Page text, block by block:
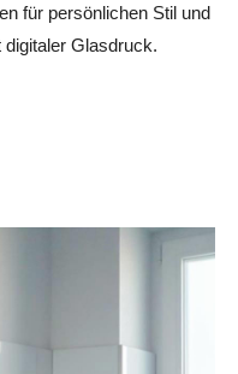
für persönlichen Stil und
Glasdruck.